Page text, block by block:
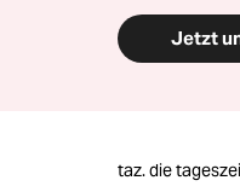
Jetzt
taz. die